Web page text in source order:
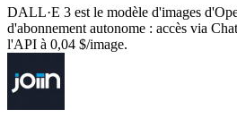
DALL·E 3 est le modèle d'images
d'abonnement autonome : accès via
l'API à 0,04 $/image.